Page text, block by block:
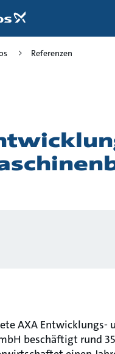
Referenzen
AXA Entwicklungs-
beschäftigt rund